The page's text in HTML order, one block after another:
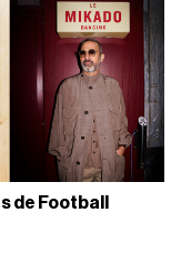
de Football